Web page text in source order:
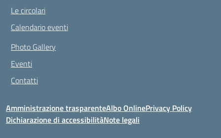
Le circolari
Calendario eventi
Photo Gallery
Eventi
Contatti
Amministrazione trasparenteAlbo OnlinePrivacy Policy
Dichiarazione di accessibilitàNote legali